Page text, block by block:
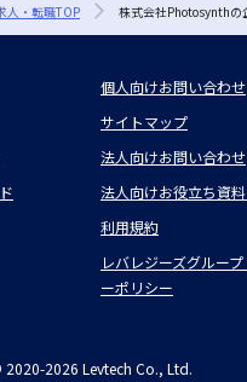
人・転職TOP 株式会社Photosynthの
個人向けお問い合わせ
サイトマップ
法人向けお問い合わせ
法人向けお役立ち資
利用規約
レバレジーズグルー
ーポリシー
2020-2026 Levtech Co., Ltd.